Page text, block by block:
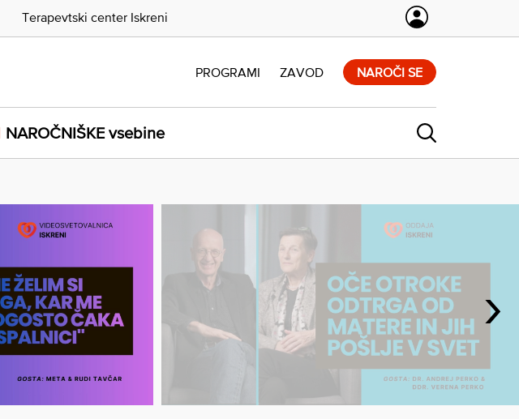
NAROČNIŠKE vsebine
PROGRAMI ZAVOD NAROČI SE
Terapevtski center Iskreni
›